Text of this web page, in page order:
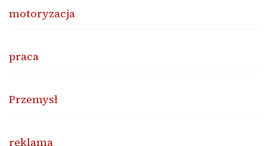
motoryzacja
praca
Przemysł
reklama